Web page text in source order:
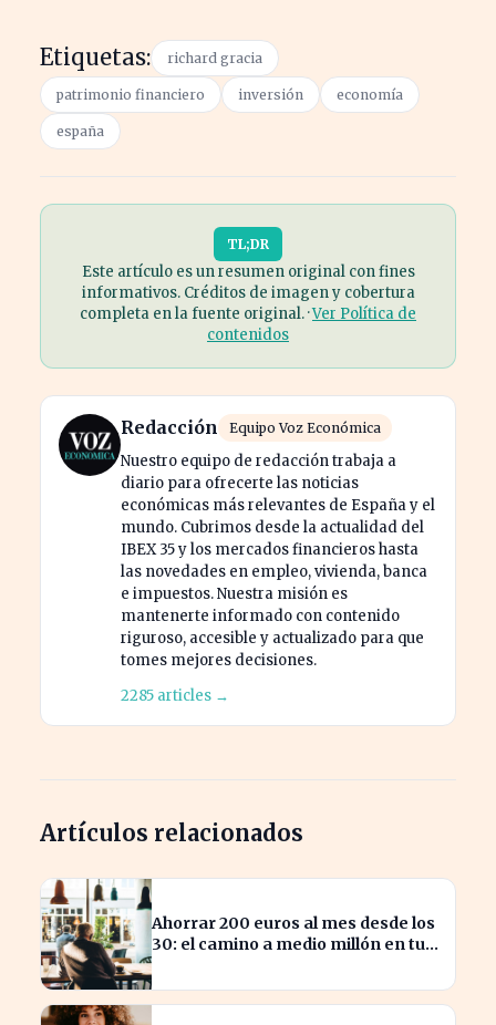
Etiquetas: richard gracia
patrimonio financiero inversión economía
españa
TL;DR
Este artículo es un resumen original con fines
informativos. Créditos de imagen y cobertura
completa en la fuente original. ·Ver Política de
contenidos
Redacción Equipo Voz Económica
Nuestro equipo de redacción trabaja a
diario para ofrecerte las noticias
económicas más relevantes de España y el
mundo. Cubrimos desde la actualidad del
IBEX 35 y los mercados financieros hasta
las novedades en empleo, vivienda, banca
e impuestos. Nuestra misión es
mantenerte informado con contenido
riguroso, accesible y actualizado para que
tomes mejores decisiones.
2285 articles →
Artículos relacionados
Ahorrar 200 euros al mes desde los
30: el camino a medio millón en tu